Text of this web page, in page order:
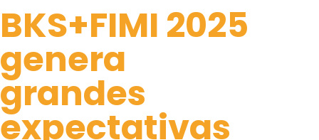
BKS+FIMI 2025
genera
grandes
expectativas